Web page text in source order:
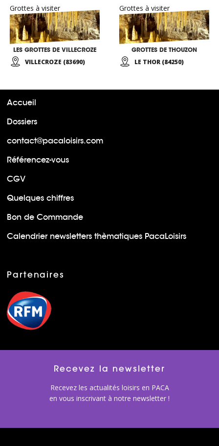
Grottes à visiter
LES GROTTES DE VILLECROZE
VILLECROZE (83690)
Grottes à visiter
GROTTES DE THOUZON
LE THOR (84250)
Accueil
Dossiers
contact@pacaloisirs.com
Référencez-vous
CGV
Quelques chiffres
Bon de Commande
Calendrier newsletters thèmatiques PacaLoisirs
Partenaires
Recevez la newsletter
Recevez les actualités loisirs en PACA
en vous inscrivant à notre newsletter !